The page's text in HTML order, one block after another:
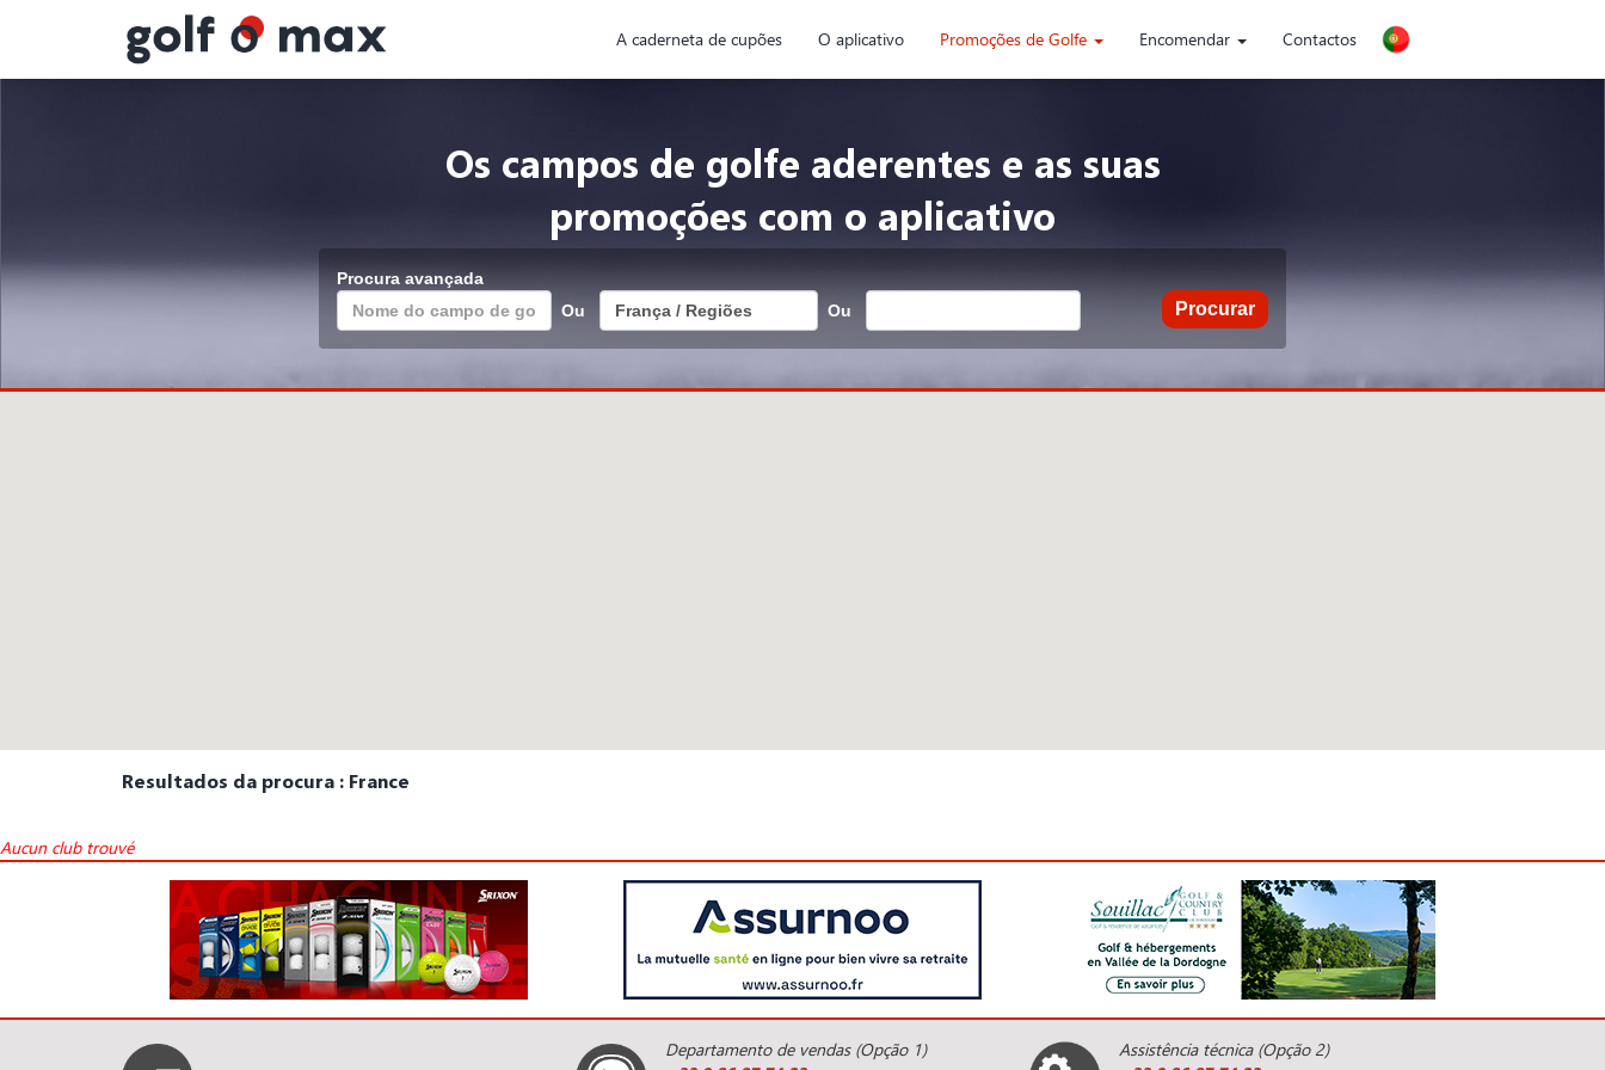
A caderneta de cupões O aplicativo Promoções de Golfe Encomendar Contactos
Os campos de golfe aderentes e as suas
promoções com o aplicativo
Procura avançada
Ou
Resultados da procura : France
Aucun club trouvé
Departamento de vendas (Opção 1)
Assistência técnica (Opção 2)
Painel de Gerenciamento de Cookies